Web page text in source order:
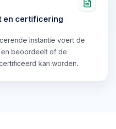
en certificering
instantie voert de
en beoordeelt of de
kan worden.